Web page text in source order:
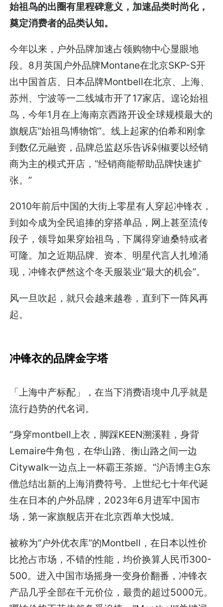
始祖鸟的出圈有里程碑意义，加速品类时尚化，
奠定消费者的品类认知。
今年以来，户外品牌加速占领购物中心显眼地
段。8月英国户外品牌Montane在北京SKP-S开
出中国首店、日本品牌Montbell在北京、上海、
苏州、宁波等一二线城市开了17家店。遑论始祖
鸟，今年1月在上海南京西路开设全球规模最大的
旗舰店“始祖鸟博物馆”。线上起家的伯希和刚拿
到数亿元融资，品牌总监赵乐告诉剁椒要以经销
商为主的模式开店，“经销商能帮助品牌快速扩
张。”
2010年前后中国的大街上零星有人穿起冲锋衣，
到如今成为全民追捧的穿搭单品，网上甚至流传
段子，领导如果穿始祖鸟，下属得穿迪桑特或者
可隆。加之近期品牌、资本、明星代言人扎堆涌
现，冲锋衣俨然这个冬天服装业“最大的机会”。
风一旦吹起，就只会越来越卷，直到下一阵风再
起。
冲锋衣的品牌金字塔
「上海中产标配」，在当下消费语境中几乎就是
流行趋势的代名词。
“身穿montbell上衣，脚踩KEEN溯溪鞋，身背
Lemaire牛角包，在华山路、衡山路之间一边
Citywalk一边点上一杯霸王茶姬。”沪语博主G东
僧总结出新的上海消费符号。上世纪七十年代诞
生在日本的户外品牌，2023年6月进军中国市
场，第一家旗舰店开在北京西单大悦城。
被称为“户外优衣库”的Montbell，在日本以性价
比抢占市场，不错的性能，均价换算人民币300-
500。进入中国市场摇身一变身价翻番，冲锋衣
产品几乎全部在千元价位，最贵的超过5000元。